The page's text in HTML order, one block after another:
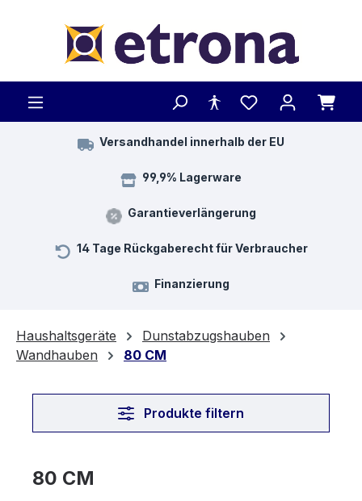
Versandhandel innerhalb der EU
99,9% Lagerware
Garantieverlängerung
14 Tage Rückgaberecht für Verbraucher
Finanzierung
Haushaltsgeräte
Dunstabzugshauben
Wandhauben
80 CM
Produkte filtern
80 CM